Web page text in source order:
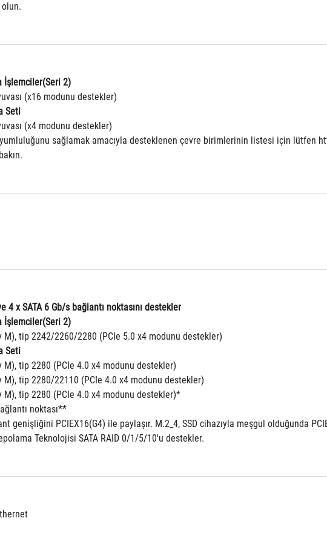
İşlemciler(Seri 2)
(x16 modunu destekler)
Seti
(x4 modunu destekler)
sağlamak amacıyla desteklenen çevre birimlerinin listesi için lütfen
4 x SATA 6 Gb/s bağlantı noktasını destekler
İşlemciler(Seri 2)
M), tip 2242/2260/2280 (PCIe 5.0 x4 modunu destekler)
Seti
M), tip 2280 (PCIe 4.0 x4 modunu destekler)
M), tip 2280/22110 (PCIe 4.0 x4 modunu destekler)
M), tip 2280 (PCIe 4.0 x4 modunu destekler)*
noktası**
genişliğini PCIEX16(G4) ile paylaşır. M.2_4, SSD cihazıyla meşgul olduğunda
Teknolojisi SATA RAID 0/1/5/10'u destekler.